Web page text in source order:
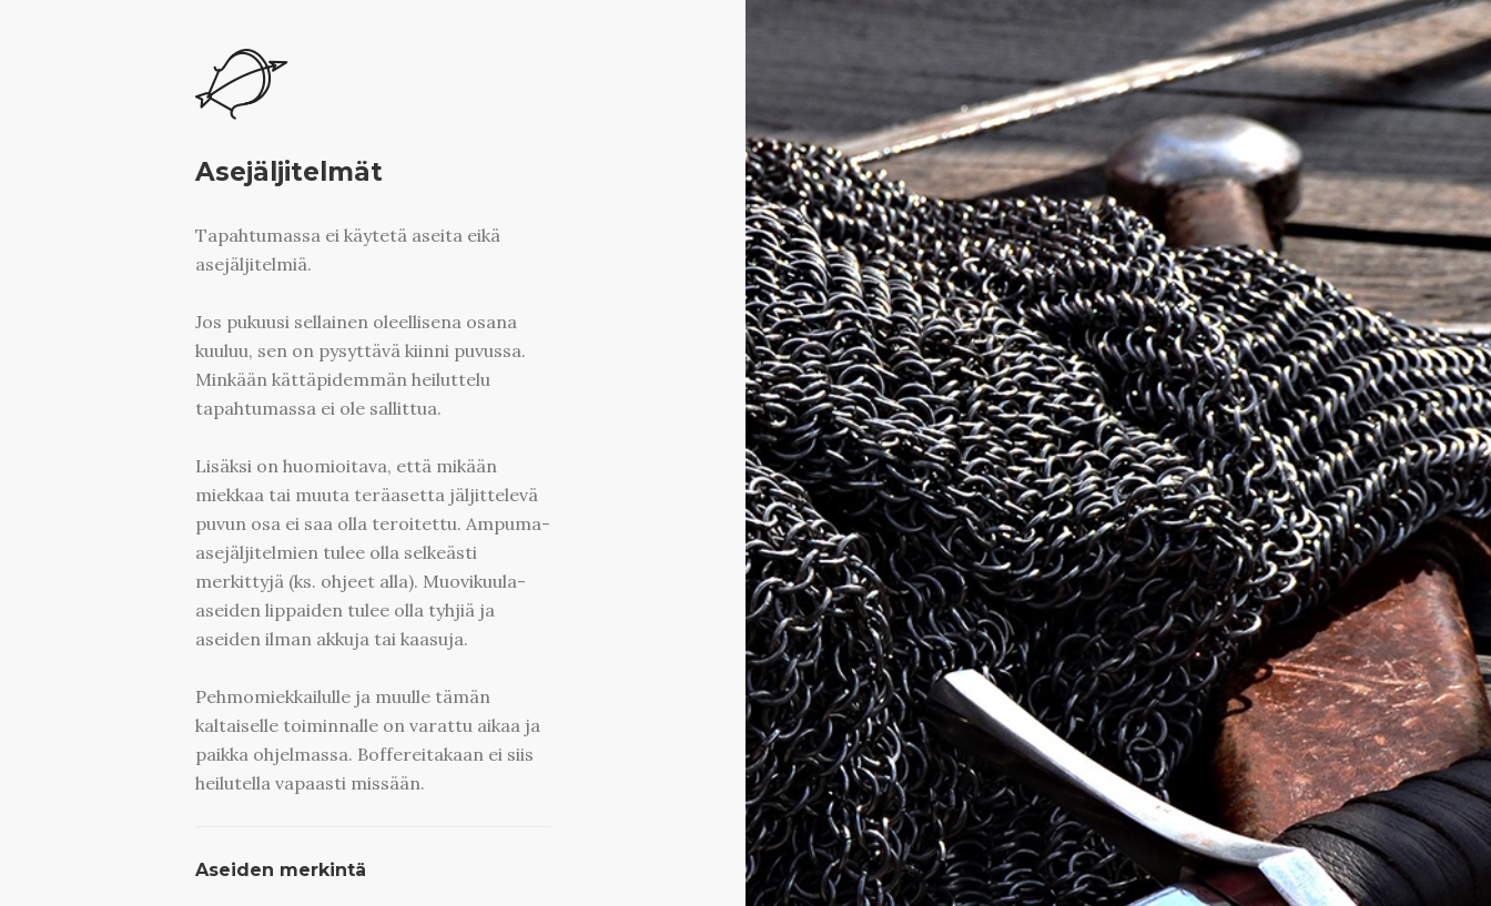
Asejäljitelmät
Tapahtumassa ei käytetä aseita eikä
asejäljitelmiä.
Jos pukuusi sellainen oleellisena osana
kuuluu, sen on pysyttävä kiinni puvussa.
Minkään kättäpidemmän heiluttelu
tapahtumassa ei ole sallittua.
Lisäksi on huomioitava, että mikään
miekkaa tai muuta teräasetta jäljittelevä
puvun osa ei saa olla teroitettu. Ampuma-
asejäljitelmien tulee olla selkeästi
merkittyjä (ks. ohjeet alla). Muovikuula-
aseiden lippaiden tulee olla tyhjiä ja
aseiden ilman akkuja tai kaasuja.
Pehmomiekkailulle ja muulle tämän
kaltaiselle toiminnalle on varattu aikaa ja
paikka ohjelmassa. Boffereitakaan ei siis
heilutella vapaasti missään.
Aseiden merkintä